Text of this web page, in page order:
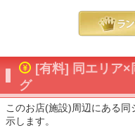
[有料] 同エリア
グ
このお店(施設)周辺にある
示します。